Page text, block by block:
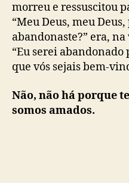
morreu e ressuscitou
“Meu Deus, meu
abandonaste?” era,
“Eu serei
que vós sejais bem-
Não, não há porque
somos amados.